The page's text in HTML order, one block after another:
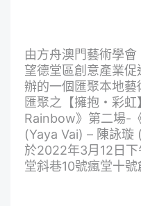
由方舟澳門藝術學會
望德堂區創意產業
辦的一個匯聚本地
匯聚之【擁抱・彩
Rainbow》第二場-
(Yaya Vai) – 陳詠
於2022年3月12日
堂斜巷10號瘋堂十